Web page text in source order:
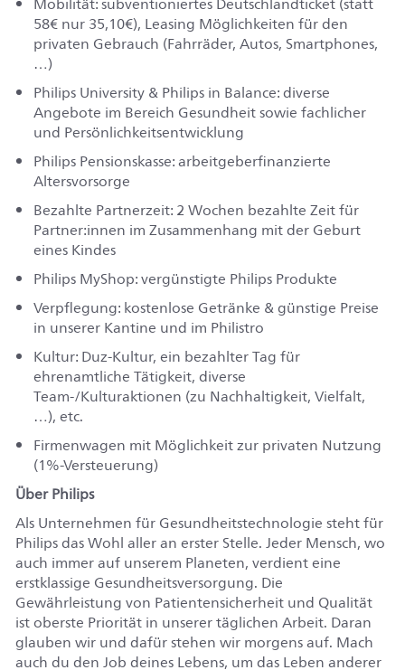
58€ nur 35,10€), Leasing Möglichkeiten für den
privaten Gebrauch (Fahrräder, Autos, Smartphones,
…)
Philips University & Philips in Balance: diverse
Angebote im Bereich Gesundheit sowie fachlicher
und Persönlichkeitsentwicklung
Philips Pensionskasse: arbeitgeberfinanzierte
Altersvorsorge
Bezahlte Partnerzeit: 2 Wochen bezahlte Zeit für
Partner:innen im Zusammenhang mit der Geburt
eines Kindes
Philips MyShop: vergünstigte Philips Produkte
Verpflegung: kostenlose Getränke & günstige Preise
in unserer Kantine und im Philistro
Kultur: Duz-Kultur, ein bezahlter Tag für
ehrenamtliche Tätigkeit, diverse
Team-/Kulturaktionen (zu Nachhaltigkeit, Vielfalt,
…), etc.
Firmenwagen mit Möglichkeit zur privaten Nutzung
(1%-Versteuerung)
Über Philips
Als Unternehmen für Gesundheitstechnologie steht für
Philips das Wohl aller an erster Stelle. Jeder Mensch, wo
auch immer auf unserem Planeten, verdient eine
erstklassige Gesundheitsversorgung. Die
Gewährleistung von Patientensicherheit und Qualität
ist oberste Priorität in unserer täglichen Arbeit. Daran
glauben wir und dafür stehen wir morgens auf. Mach
auch du den Job deines Lebens, um das Leben anderer